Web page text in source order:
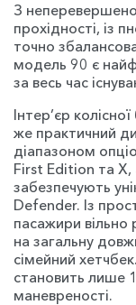
З
прохідності, із
точно
модель 90 є
за весь час
Інтер’єр
же практичний
діапазоном
First Edition та X,
забезпечують
Defender. Із
пасажири
на загальну
сімейний
становить лише
маневреності.